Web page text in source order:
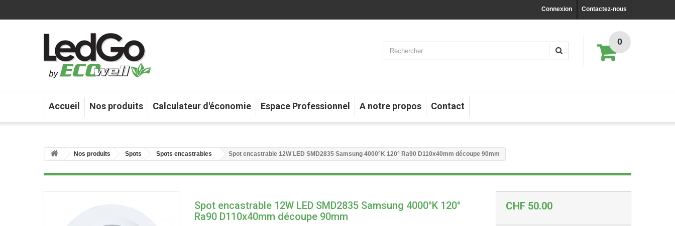
Contactez-nous
Connexion
0
Accueil Nos produits Calculateur d'économie Espace Professionnel A notre propos Contact
Nos produits Spots Spots encastrables Spot encastrable 12W LED SMD2835 Samsung 4000°K 120° Ra90 D110x40mm découpe 90mm
Spot encastrable 12W LED SMD2835 Samsung 4000°K 120°
Ra90 D110x40mm découpe 90mm
CHF 50.00